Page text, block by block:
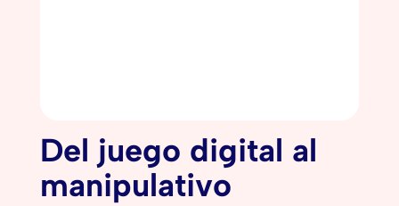
Del juego digital al
manipulativo